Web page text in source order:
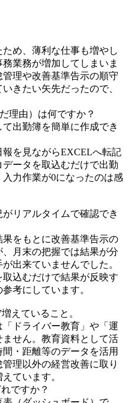
め、薄利な仕事も増やし
業務が増加してしまいま
理や改善基準告示の順守
きたい矢先だったので、
理由）は何ですか？
出勤簿を簡単に作成でき
を見ながらEXCELへ転記
ータを取込むだけで出勤
力作業が0になったのは感
リアルタイムで確認でき
をもとに改善基準告示の
月末の把握では結果が分
出来ていませんでした。
込むだけで結果が反映す
考にしています。
えていること。
ドライバー教育」や「運
せん。教育資料として活
・距離等のデータを活用
理以外の経営改善に取り
ています。
ですか？